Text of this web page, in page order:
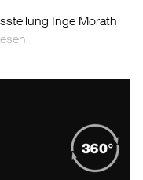
Inge Morath